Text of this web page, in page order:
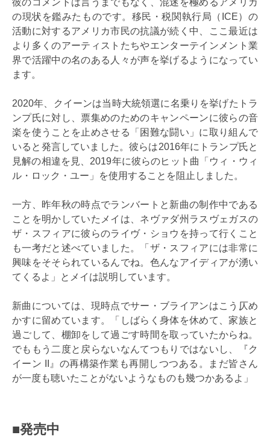
彼のコメントは言うまでもなく、混迷を極めるアメリカ
の現状を鑑みたものです。移民・税関執行局（ICE）の
活動に対するアメリカ市民の抗議が続く中、ここ最近は
より多くのアーティストたちやエンターテインメント業
界で活躍中の名のある人々が声を挙げるようになってい
ます。
2020年、クイーンは当時大統領選に名乗りを挙げたトラ
ンプ氏に対し、票集めのためのキャンペーンに彼らの音
楽を使うことを止めさせる「困難な闘い」に取り組んで
いると発言していました。彼らは2016年にトランプ氏と
見解の相違を見、2019年に彼らのヒット曲「ウィ・ウィ
ル・ロック・ユー」を使用することを阻止しました。
一方、昨年秋の時点でランバートと新曲の制作中である
ことを明かしていたメイは、ネヴァダ州ラスヴェガスの
ザ・スフィアに彼らのライヴ・ショウを持って行くこと
も一考だと述べていました。「ザ・スフィアには非常に
興味をそそられているんでね。色んなアイディアが湧い
てくるよ」とメイは説明しています。
新曲については、現時点でサー・ブライアンはこう仄め
かすに留めています。「しばらく身体を休めて、家族と
過ごして、棚卸をして過ごす時間を取っていたからね。
でももう二度と戻らないなんてつもりではないし、『ク
イーン II』の再構築作業も再開しつつある。まだ皆さん
が一度も聴いたことがないようなものも幾つかあるよ」
■発売中